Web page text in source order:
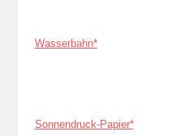
Wasserbahn*
Sonnendruck-Papier*